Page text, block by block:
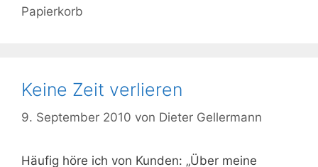
Papierkorb
Keine Zeit verlieren
9. September 2010 von Dieter Gellermann
Häufig höre ich von Kunden: „Über meine